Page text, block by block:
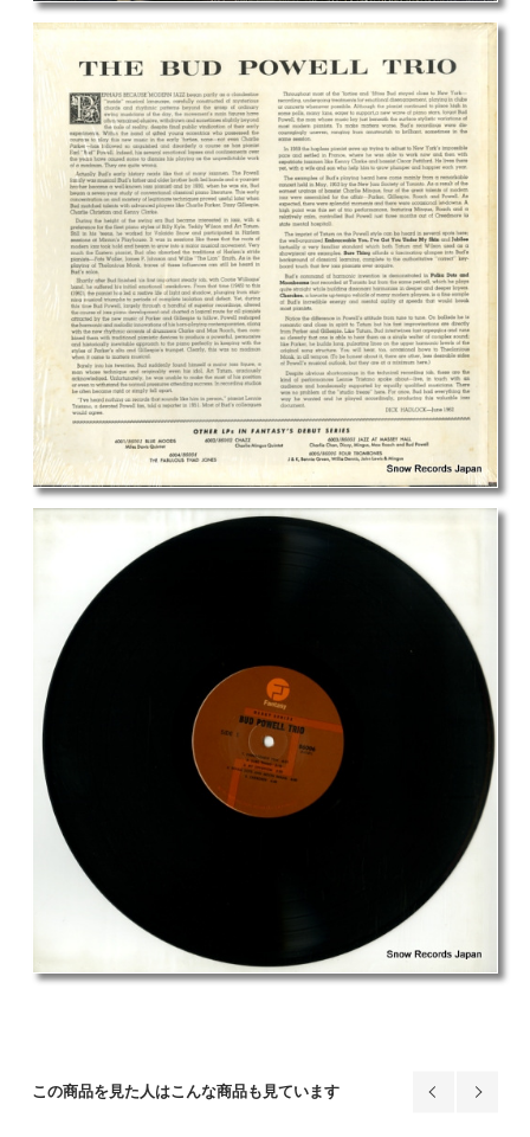
この商品を見た人はこんな商品も見ています